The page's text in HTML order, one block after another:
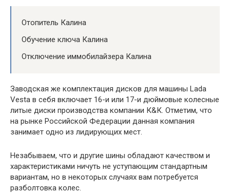
Отопитель Калина
Обучение ключа Калина
Отключение иммобилайзера Калина
Заводская же комплектация дисков для машины Lada
Vesta в себя включает 16-и или 17-и дюймовые колесные
литые диски производства компании К&К. Отметим, что
на рынке Российской Федерации данная компания
занимает одно из лидирующих мест.
Незабываем, что и другие шины обладают качеством и
характеристиками ничуть не уступающим стандартным
вариантам, но в некоторых случаях вам потребуется
разболтовка колес.